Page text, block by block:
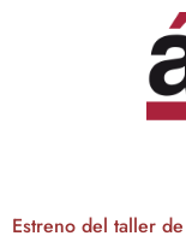
Estreno del taller